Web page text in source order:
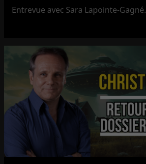
Entrevue avec Sara Lapointe-Gagné.